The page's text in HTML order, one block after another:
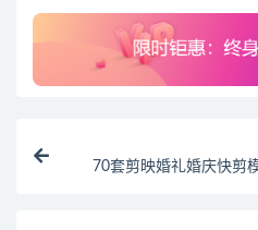
70套剪映婚礼婚庆快剪